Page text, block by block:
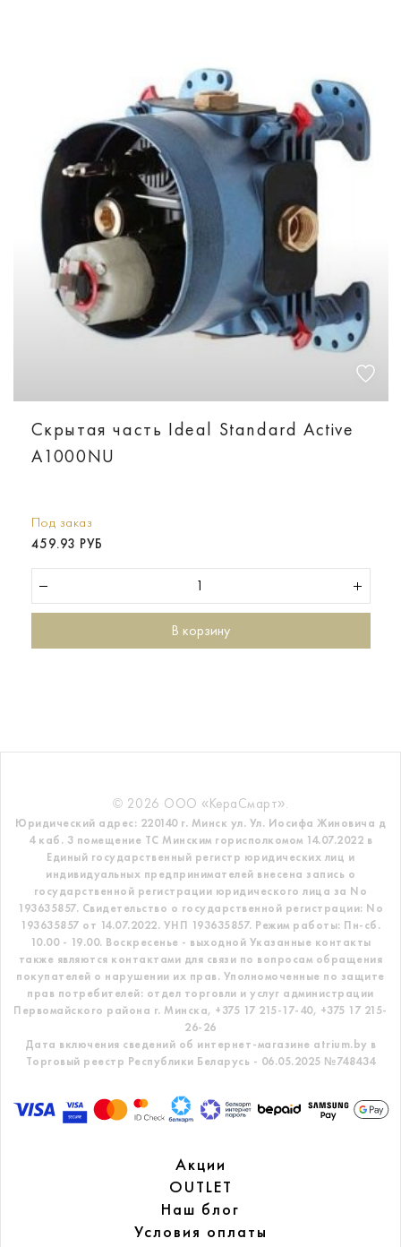
Скрытая часть Ideal Standard Active
A1000NU
Под заказ
459.93 РУБ
В корзину
© 2026 ООО «КераСмарт».
Юридический адрес: 220140 г. Минск ул. Ул. Иосифа Жиновича д
4 каб. 3 помещение ТС Минским горисполкомом 14.07.2022 в
Единый государственный регистр юридических лиц и
индивидуальных предпринимателей внесена запись о
государственной регистрации юридического лица за No
193635857. Свидетельство о государственной регистрации: No
193635857 от 14.07.2022. УНП 193635857. Режим работы: Пн-сб.
10.00 - 19.00. Воскресенье - выходной Указанные контакты
также являются контактами для связи по вопросам обращения
покупателей о нарушении их прав. Уполномоченные по защите
прав потребителей: отдел торговли и услуг администрации
Первомайского района г. Минска, +375 17 215-17-40, +375 17 215-
26-26
Дата включения сведений об интернет-магазине atrium.by в
Торговый реестр Республики Беларусь - 06.05.2025 №748434
Акции
OUTLET
Наш блог
Условия оплаты